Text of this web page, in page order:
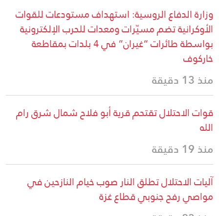
وزارة الدفاع الروسية: استهداف مستودعات للقوات
الأوكرانية تضم مسيّرات ومعدات للحرب الإلكترونية
بواسطة طائرات “غيران” في 4 بلدات بمقاطعة
خاركوف
منذ 13 دقيقة
قوات الاحتلال تقتحم قرية أبو فلاح شمال شرق رام
الله
منذ 19 دقيقة
آليات الاحتلال تطلق النار صوب خيام النازحين في
مواصي رفح جنوبي قطاع غزة